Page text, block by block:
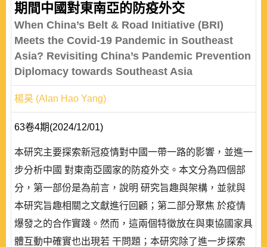
期間中國對東南亞的防疫外交
When China’s Belt & Road Initiative (BRI)
Meets the Covid-19 Pandemic in Southeast
Asia? Revisiting China’s Pandemic Prevention
Diplomacy towards Southeast Asia
楊昊 (Alan Hao Yang)
63卷4期(2024/12/01)
本研究主要探索新冠疫情對中國一帶一路的影響，並進一
步分析中國 對東南亞國家的防疫外交。本文分為四個部
分，第一部份是為前言，說明 研究旨趣與架構，並就與
本研究旨趣相關之文獻進行回顧；第二部分聚焦 於疫情
爆發之的合作實踐。然而，這兩個特徵放在與東協國家具
體互動中確實也出現若 干問題；本研究除了進一步探索